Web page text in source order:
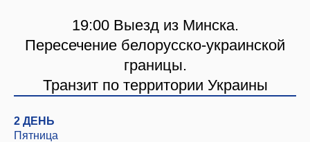
19:00 Выезд из Минска.
Пересечение белорусско-украинской
границы.
Транзит по территории Украины
2 ДЕНЬ
Пятница